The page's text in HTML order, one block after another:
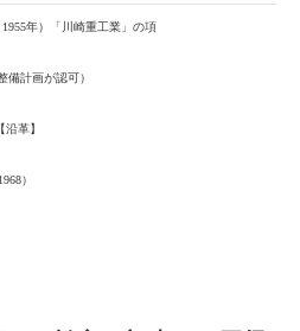
年）「川崎重工業」の項
備計画が認可）
革】
）